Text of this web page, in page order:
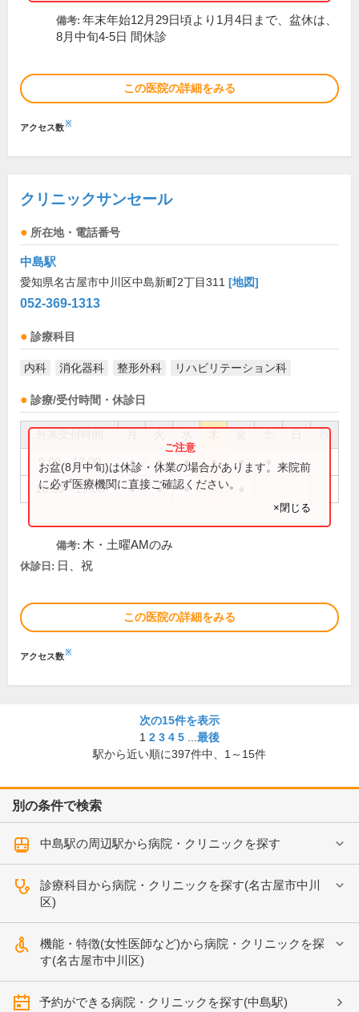
備考: 年末年始12月29日頃より1月4日まで、盆休は、
8月中旬4-5日 間休診
この医院の詳細をみる
アクセス数※
クリニックサンセール
所在地・電話番号
中島駅
愛知県名古屋市中川区中島新町2丁目311 [地図]
052-369-1313
診療科目
内科 消化器科 整形外科 リハビリテーション科
診療/受付時間・休診日
祝
9:00～12:00 ● ● ● ● ●
16:00～19:00 ● ● ●
お盆(8月中旬)は休診・休業の場合があります。来院前
に必ず医療機関に直接ご確認ください。
×閉じる
備考: 木・土曜AMのみ
休診日: 日、祝
この医院の詳細をみる
アクセス数※
次の15件を表示
1 2 3 4 5
最後
駅から近い順に397件中、 1～15件
別の条件で検索
中島駅の周辺駅から病院・クリニックを探す
診療科目から病院・クリニックを探す(名古屋市中川
区)
機能・特徴(女性医師など)から病院・クリニックを探
す(名古屋市中川区)
予約ができる病院・クリニックを探す(中島駅)